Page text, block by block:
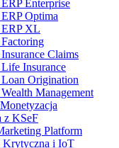
Enterprise
Optima
ERP XL
Claims
Insurance
Origination
Management
z KSeF
Platform
Krytyczna i IoT